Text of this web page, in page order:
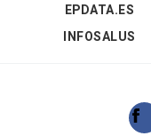
EPDATA.ES
INFOSALUS